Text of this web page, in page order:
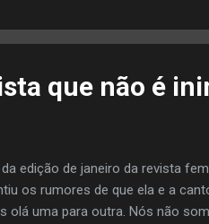
que não é
edição de janeiro da revista
os rumores de que ela e a
olá uma para outra. Nós não